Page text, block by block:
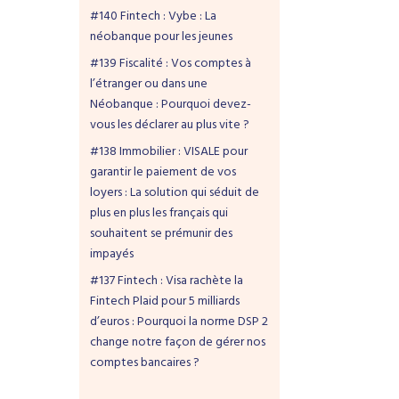
#140 Fintech : Vybe : La
néobanque pour les jeunes
#139 Fiscalité : Vos comptes à
l’étranger ou dans une
Néobanque : Pourquoi devez-
vous les déclarer au plus vite ?
#138 Immobilier : VISALE pour
garantir le paiement de vos
loyers : La solution qui séduit de
plus en plus les français qui
souhaitent se prémunir des
impayés
#137 Fintech : Visa rachète la
Fintech Plaid pour 5 milliards
d’euros : Pourquoi la norme DSP 2
change notre façon de gérer nos
comptes bancaires ?